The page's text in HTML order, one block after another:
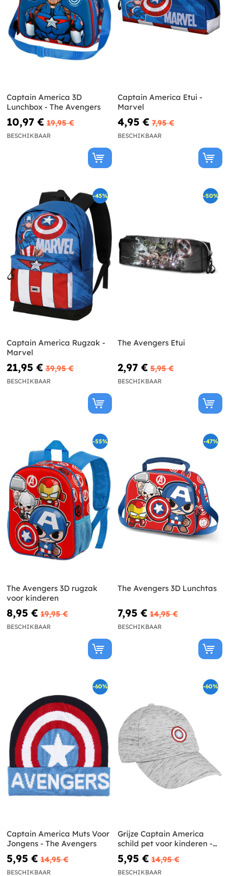
Captain America 3D
Lunchbox - The Avengers
10,97 € 19,95 €
BESCHIKBAAR
Captain America Etui -
Marvel
4,95 € 7,95 €
BESCHIKBAAR
-45%
Captain America Rugzak -
Marvel
21,95 € 39,95 €
BESCHIKBAAR
-50%
The Avengers Etui
2,97 € 5,95 €
BESCHIKBAAR
-55%
The Avengers 3D rugzak
voor kinderen
8,95 € 19,95 €
BESCHIKBAAR
-47%
The Avengers 3D Lunchtas
7,95 € 14,95 €
BESCHIKBAAR
-60%
Captain America Muts Voor
Jongens - The Avengers
5,95 € 14,95 €
BESCHIKBAAR
-60%
Grijze Captain America
schild pet voor kinderen -
The Avengers
5,95 € 14,95 €
BESCHIKBAAR